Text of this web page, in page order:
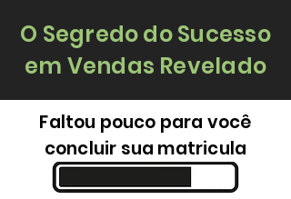
O Segredo do Sucesso
em Vendas Revelado
Faltou pouco para você
concluir sua matricula